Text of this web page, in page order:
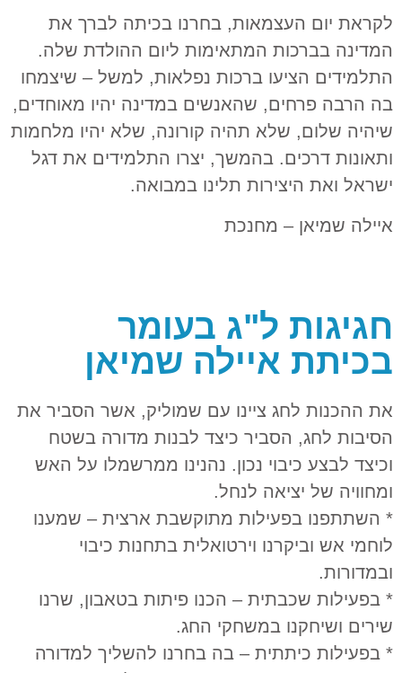
לקראת יום העצמאות, בחרנו בכיתה לברך את
המדינה בברכות המתאימות ליום ההולדת שלה.
התלמידים הציעו ברכות נפלאות, למשל – שיצמחו
בה הרבה פרחים, שהאנשים במדינה יהיו מאוחדים,
שיהיה שלום, שלא תהיה קורונה, שלא יהיו מלחמות
ותאונות דרכים. בהמשך, יצרו התלמידים את דגל
ישראל ואת היצירות תלינו במבואה.
איילה שמיאן – מחנכת
חגיגות ל"ג בעומר
בכיתת איילה שמיאן
את ההכנות לחג ציינו עם שמוליק, אשר הסביר את
הסיבות לחג, הסביר כיצד לבנות מדורה בשטח
וכיצד לבצע כיבוי נכון. נהנינו ממרשמלו על האש
ומחוויה של יציאה לנחל.
* השתתפנו בפעילות מתוקשבת ארצית – שמענו
לוחמי אש וביקרנו וירטואלית בתחנות כיבוי
ובמדורות.
* בפעילות שכבתית – הכנו פיתות בטאבון, שרנו
שירים ושיחקנו במשחקי החג.
* ‏בפעילות כיתתית – בה בחרנו להשליך למדורה